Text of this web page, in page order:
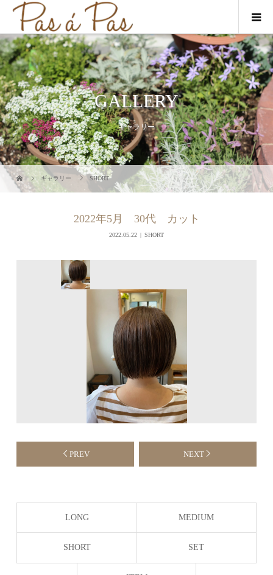
GALLERY
ギャラリー
ギャラリー SHORT
2022年5月 30代 カット
2022.05.22 SHORT
PREV NEXT
LONG MEDIUM
SHORT SET